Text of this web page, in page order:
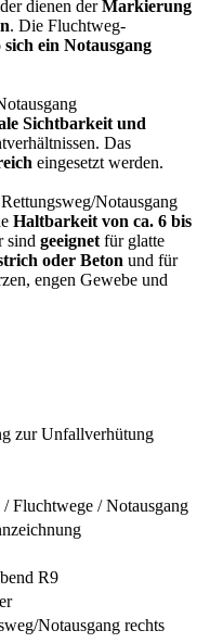
dienen derMarkierung
. Die Fluchtweg-
sich ein Notausgang
Sichtbarkeit und
Das
eingesetzt werden.
Notausgang
Haltbarkeit von ca. 6 bis
sind geeignet für glatte
oder Beton und für
engen Gewebe und
zur Unfallverhütung
/ Fluchtwege / Notausgang
R9
Notausgang rechts